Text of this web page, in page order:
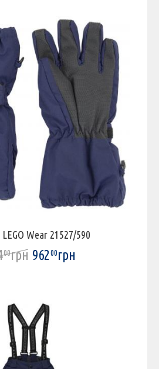
LEGO Wear 21527/590
00грн 96200грн